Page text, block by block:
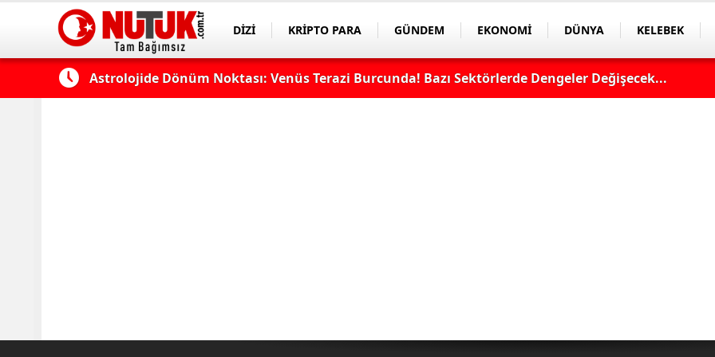
DİZİ KRİPTO PARA GÜNDEM EKONOMİ DÜNYA KELEBEK
Astrolojide Dönüm Noktası: Venüs Terazi Burcunda! Bazı Sektörlerde Dengeler Değişecek...